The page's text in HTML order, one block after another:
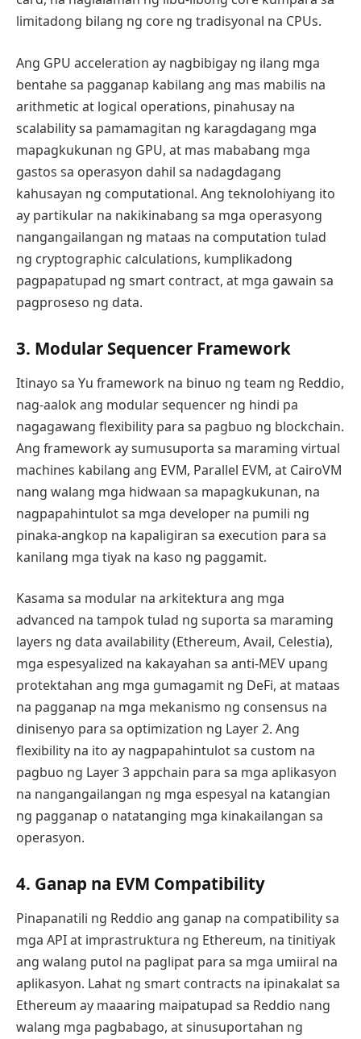
limitadong bilang ng core ng tradisyonal na CPUs.
Ang GPU acceleration ay nagbibigay ng ilang mga
bentahe sa pagganap kabilang ang mas mabilis na
arithmetic at logical operations, pinahusay na
scalability sa pamamagitan ng karagdagang mga
mapagkukunan ng GPU, at mas mababang mga
gastos sa operasyon dahil sa nadagdagang
kahusayan ng computational. Ang teknolohiyang ito
ay partikular na nakikinabang sa mga operasyong
nangangailangan ng mataas na computation tulad
ng cryptographic calculations, kumplikadong
pagpapatupad ng smart contract, at mga gawain sa
pagproseso ng data.
3. Modular Sequencer Framework
Itinayo sa Yu framework na binuo ng team ng Reddio,
nag-aalok ang modular sequencer ng hindi pa
nagagawang flexibility para sa pagbuo ng blockchain.
Ang framework ay sumusuporta sa maraming virtual
machines kabilang ang EVM, Parallel EVM, at CairoVM
nang walang mga hidwaan sa mapagkukunan, na
nagpapahintulot sa mga developer na pumili ng
pinaka-angkop na kapaligiran sa execution para sa
kanilang mga tiyak na kaso ng paggamit.
Kasama sa modular na arkitektura ang mga
advanced na tampok tulad ng suporta sa maraming
layers ng data availability (Ethereum, Avail, Celestia),
mga espesyalized na kakayahan sa anti-MEV upang
protektahan ang mga gumagamit ng DeFi, at mataas
na pagganap na mga mekanismo ng consensus na
dinisenyo para sa optimization ng Layer 2. Ang
flexibility na ito ay nagpapahintulot sa custom na
pagbuo ng Layer 3 appchain para sa mga aplikasyon
na nangangailangan ng mga espesyal na katangian
ng pagganap o natatanging mga kinakailangan sa
operasyon.
4. Ganap na EVM Compatibility
Pinapanatili ng Reddio ang ganap na compatibility sa
mga API at imprastruktura ng Ethereum, na tinitiyak
ang walang putol na paglipat para sa mga umiiral na
aplikasyon. Lahat ng smart contracts na ipinakalat sa
Ethereum ay maaaring maipatupad sa Reddio nang
walang mga pagbabago, at sinusuportahan ng